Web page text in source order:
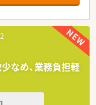
丈夫です
安心してご勤務いた
ップアップできる環
なめ、業務負担軽